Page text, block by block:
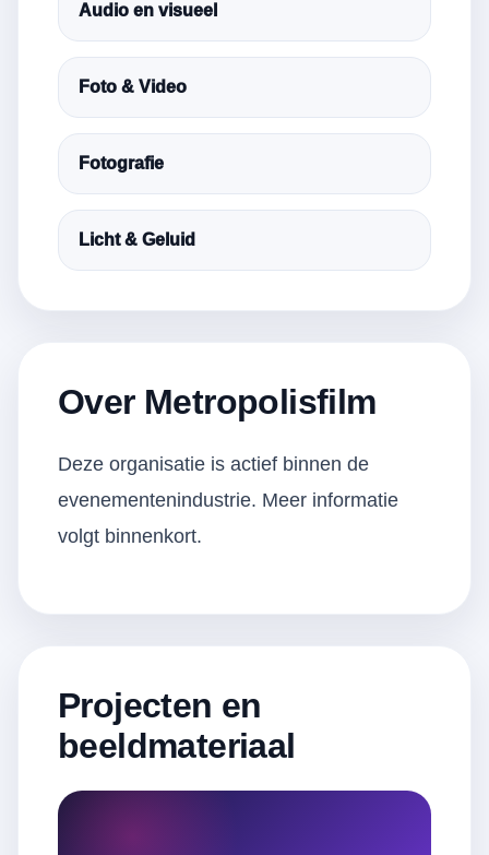
Audio en visueel
Foto & Video
Fotografie
Licht & Geluid
Over Metropolisfilm
Deze organisatie is actief binnen de
evenementenindustrie. Meer informatie
volgt binnenkort.
Projecten en
beeldmateriaal